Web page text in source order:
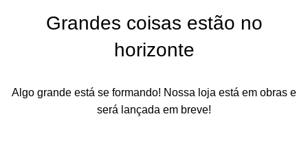
Grandes coisas estão no
horizonte
Algo grande está se formando! Nossa loja está em obras e
será lançada em breve!